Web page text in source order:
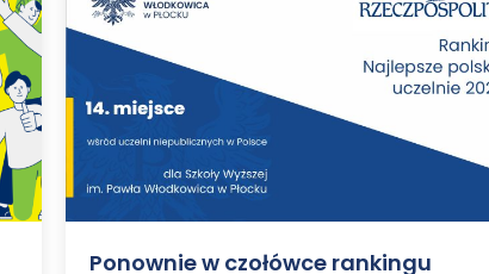
Ponownie w czołówce rankingu